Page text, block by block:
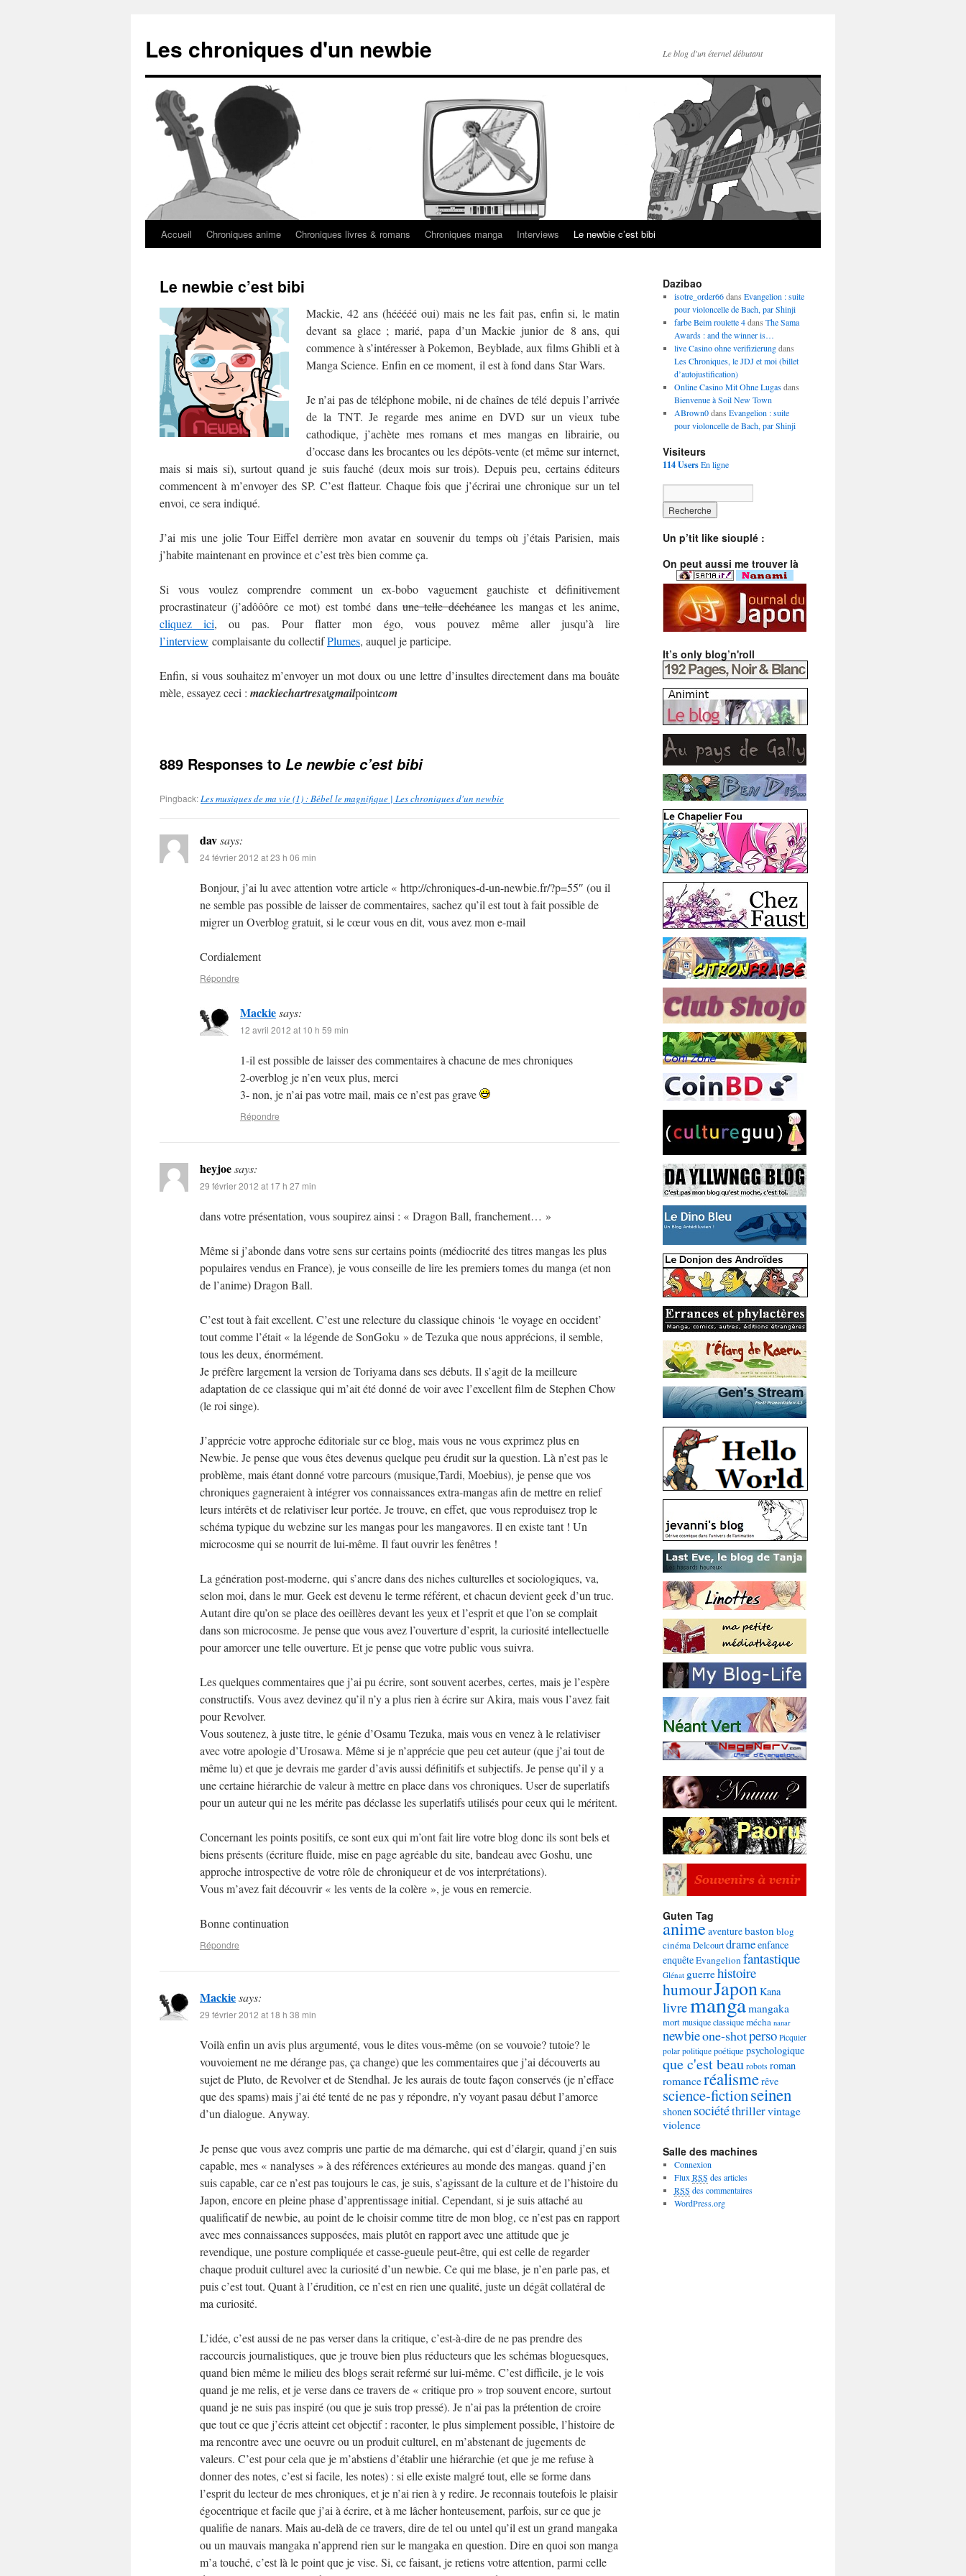
Les chroniques d'un newbie Le blog d'un éternel débutant
Accueil Chroniques anime Chroniques livres & romans Chroniques manga Interviews Le newbie c’est bibi
Le newbie c’est bibi
Mackie, 42 ans (hééééé oui) mais ne les fait pas, enfin si, le matin
devant sa glace ; marié, papa d’un Mackie junior de 8 ans, qui
commence à s’intéresser à Pokemon, Beyblade, aux films Ghibli et à
Manga Science. Enfin en ce moment, il est à fond dans Star Wars.
Je n’ai pas de téléphone mobile, ni de chaînes de télé depuis l’arrivée
de la TNT. Je regarde mes anime en DVD sur un vieux tube
cathodique, j’achète mes romans et mes mangas en librairie, ou
d’occase dans les brocantes ou les dépôts-vente (et même sur internet,
mais si mais si), surtout quand je suis fauché (deux mois sur trois). Depuis peu, certains éditeurs
commencent à m’envoyer des SP. C’est flatteur. Chaque fois que j’écrirai une chronique sur un tel
envoi, ce sera indiqué.
J’ai mis une jolie Tour Eiffel derrière mon avatar en souvenir du temps où j’étais Parisien, mais
j’habite maintenant en province et c’est très bien comme ça.
Si vous voulez comprendre comment un ex-bobo vaguement gauchiste et définitivement
procrastinateur (j’adôôôre ce mot) est tombé dans une telle déchéanceles mangas et les anime,
cliquez ici, ou pas. Pour flatter mon égo, vous pouvez même aller jusqu’à lire
l’interview complaisante du collectifPlumes, auquel je participe.
Enfin, si vous souhaitez m’envoyer un mot doux ou une lettre d’insultes directement dans ma bouâte
mèle, essayez ceci : mackiechartresatgmailpointcom
889 Responses to Le newbie c’est bibi
Pingback:Les musiques de ma vie (1) : Bébel le magnifique | Les chroniques d'un newbie
davsays:
24 février 2012 at 23 h 06 min
Bonjour, j’ai lu avec attention votre article « http://chroniques-d-un-newbie.fr/?p=55″ (ou il
ne semble pas possible de laisser de commentaires, sachez qu’il est tout à fait possible de
migrer un Overblog gratuit, si le cœur vous en dit, vous avez mon e-mail
Cordialement
Répondre
Mackiesays:
12 avril 2012 at 10 h 59 min
1-il est possible de laisser des commentaires à chacune de mes chroniques
2-overblog je n’en veux plus, merci
3- non, je n’ai pas votre mail, mais ce n’est pas grave
Répondre
heyjoesays:
29 février 2012 at 17 h 27 min
dans votre présentation, vous soupirez ainsi : « Dragon Ball, franchement… »
Même si j’abonde dans votre sens sur certains points (médiocrité des titres mangas les plus
populaires vendus en France), je vous conseille de lire les premiers tomes du manga (et non
de l’anime) Dragon Ball.
C’est tout à fait excellent. C’est une relecture du classique chinois ‘le voyage en occident’
tout comme l’était « la légende de SonGoku » de Tezuka que nous apprécions, il semble,
tous les deux, énormément.
Je préfère largement la version de Toriyama dans ses débuts. Il s’agit de la meilleure
adaptation de ce classique qui m’ait été donné de voir avec l’excellent film de Stephen Chow
(le roi singe).
J’apprécie votre approche éditoriale sur ce blog, mais vous ne vous exprimez plus en
Newbie. Je pense que vous êtes devenus quelque peu érudit sur la question. Là n’est pas le
problème, mais étant donné votre parcours (musique,Tardi, Moebius), je pense que vos
chroniques gagneraient à intégrer vos connaissances extra-mangas afin de mettre en relief
leurs intérêts et de relativiser leur portée. Je trouve, en effet, que vous reproduisez trop le
schéma typique du webzine sur les mangas pour les mangavores. Il en existe tant ! Un
microcosme qui se nourrit de lui-même. Il faut ouvrir les fenêtres !
La génération post-moderne, qui s’ancre dans des niches culturelles et sociologiques, va,
selon moi, dans le mur. Geek est devenu le terme référent, et chacun devient geek d’un truc.
Autant dire qu’on se place des oeillères devant les yeux et l’esprit et que l’on se complait
dans son microcosme. Je pense que vous avez l’ouverture d’esprit, la curiosité intellectuelle
pour amorcer une telle ouverture. Et je pense que votre public vous suivra.
Les quelques commentaires que j’ai pu écrire, sont souvent acerbes, certes, mais je l’espère
constructifs. Vous avez devinez qu’il n’y a plus rien à écrire sur Akira, mais vous l’avez fait
pour Revolver.
Vous soutenez, à juste titre, le génie d’Osamu Tezuka, mais vous en venez à le relativiser
avec votre apologie d’Urosawa. Même si je n’apprécie que peu cet auteur (que j’ai tout de
même lu) et que je devrais me garder d’avis aussi définitifs et subjectifs. Je pense qu’il y a
une certaine hiérarchie de valeur à mettre en place dans vos chroniques. User de superlatifs
pour un auteur qui ne les mérite pas déclasse les superlatifs utilisés pour ceux qui le méritent.
Concernant les points positifs, ce sont eux qui m’ont fait lire votre blog donc ils sont bels et
biens présents (écriture fluide, mise en page agréable du site, bandeau avec Goshu, une
approche introspective de votre rôle de chroniqueur et de vos interprétations).
Vous m’avez fait découvrir « les vents de la colère », je vous en remercie.
Bonne continuation
Répondre
Mackiesays:
29 février 2012 at 18 h 38 min
Voilà enfin un avis plus argumenté, vous le dites vous-même (on se vouvoie? tutoie? le
vouvoiement ne me dérange pas, ça change) que les commentaires que j’ai découverts au
sujet de Pluto, de Revolver et de Stendhal. Je les aurais de toute façon conservés (je n’efface
que des spams) mais j’ai été tenté de ne pas y répondre, n’y voyant pasau début l’amorce
d’un dialogue. Anyway.
Je pense que vous avez compris une partie de ma démarche, qui est d’élargir, quand j’en suis
capable, mes « nanalyses » à des références extérieures au monde des mangas. quand j’en
suis capable, car ce n’est pas toujours le cas, je suis, s’agissant de la culture et de l’histoire du
Japon, encore en pleine phase d’apprentissage initial. Cependant, si je suis attaché au
qualificatif de newbie, au point de le choisir comme titre de mon blog, ce n’est pas en rapport
avec mes connaissances supposées, mais plutôt en rapport avec une attitude que je
revendique, une posture compliquée et casse-gueule peut-être, qui est celle de regarder
chaque produit culturel avec la curiosité d’un newbie. Ce qui me blase, je n’en parle pas, et
puis c’est tout. Quant à l’érudition, ce n’est en rien une qualité, juste un dégât collatéral de
ma curiosité.
L’idée, c’est aussi de ne pas verser dans la critique, c’est-à-dire de ne pas prendre des
raccourcis journalistiques, que je trouve bien plus réducteurs que les schémas bloguesques,
quand bien même le milieu des blogs serait refermé sur lui-même. C’est difficile, je le vois
quand je me relis, et je verse dans ce travers de « critique pro » trop souvent encore, surtout
quand je ne suis pas inspiré (ou que je suis trop pressé). Je n’ai pas la prétention de croire
que tout ce que j’écris atteint cet objectif : raconter, le plus simplement possible, l’histoire de
ma rencontre avec une oeuvre ou un produit culturel, en m’abstenant de jugements de
valeurs. C’est pour cela que je m’abstiens d’établir une hiérarchie (et que je me refuse à
donner des notes, c’est si facile, les notes) : si elle existe malgré tout, elle se forme dans
l’esprit du lecteur de mes chroniques, et je n’ai rien à y redire. Je reconnais toutefois le plaisir
égocentrique et facile que j’ai à écrire, et à me lâcher honteusement, parfois, sur ce que je
qualifie de nanars. Mais au-delà de ce travers, dire de tel ou untel qu’il est un grand mangaka
ou un mauvais mangaka n’apprend rien sur le mangaka en question. Dire en quoi son manga
m’a touché, c’est là le point que je vise. Si, ce faisant, je retiens votre attention, parmi celle
Dazibao
isotre_order66dans Evangelion : suite
pour violoncelle de Bach, par Shinji
farbe Beim roulette 4dans The Sama
Awards : and the winner is…
live Casino ohne verifizierungdans
Les Chroniques, le JDJ et moi (billet
d’autojustification)
Online Casino Mit Ohne Lugasdans
Bienvenue à Soil New Town
ABrown0dans Evangelion : suite
pour violoncelle de Bach, par Shinji
Visiteurs
114 UsersEn ligne
Un p’tit like siouplé :
On peut aussi me trouver là
It’s only blog’n'roll
Guten Tag
animeaventurebaston blog
cinémaDelcourtdrameenfance
enquêteEvangelion fantastique
Glénat guerrehistoire
humourJapon Kana
livremangamangaka
mortmusique classiquemécha nanar
newbieone-shotperso Picquier
polar politique poétique psychologique
que c'est beaurobotsroman
romanceréalismerêve
science-fictionseinen
shonen sociététhrillervintage
violence
Salle des machines
Connexion
Flux RSS des articles
RSS des commentaires
WordPress.org